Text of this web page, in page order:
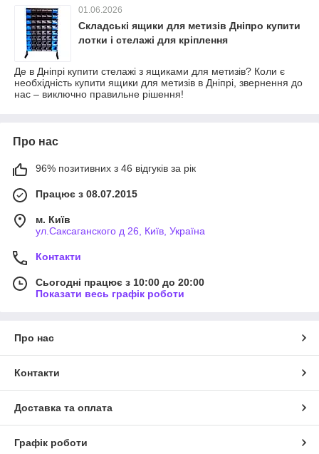
01.06.2026
Складські ящики для метизів Дніпро купити
лотки і стелажі для кріплення
Де в Дніпрі купити стелажі з ящиками для метизів? Коли є
необхідність купити ящики для метизів в Дніпрі, звернення до
нас – виключно правильне рішення!
Про нас
96% позитивних з 46 відгуків за рік
Працює з 08.07.2015
м. Київ
ул.Саксаганского д 26, Київ, Україна
Контакти
Сьогодні працює з 10:00 до 20:00
Показати весь графік роботи
Про нас
Контакти
Доставка та оплата
Графік роботи